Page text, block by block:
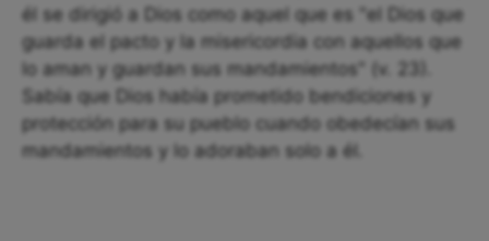
él se dirigió a Dios como aquel que es "el Dios que
guarda el pacto y la misericordia con aquellos que
lo aman y guardan sus mandamientos" (v. 23).
Sabía que Dios había prometido bendiciones y
protección para su pueblo cuando obedecían sus
mandamientos y lo adoraban solo a él.